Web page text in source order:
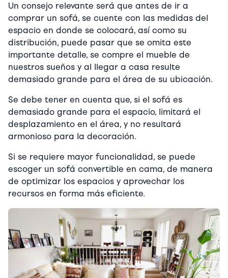
Un consejo relevante será que antes de ir a
comprar un sofá, se cuente con las medidas del
espacio en donde se colocará, así como su
distribución, puede pasar que se omita este
importante detalle, se compre el mueble de
nuestros sueños y al llegar a casa resulte
demasiado grande para el área de su ubicación.
Se debe tener en cuenta que, si el sofá es
demasiado grande para el espacio, limitará el
desplazamiento en el área, y no resultará
armonioso para la decoración.
Si se requiere mayor funcionalidad, se puede
escoger un sofá convertible en cama, de manera
de optimizar los espacios y aprovechar los
recursos en forma más eficiente.